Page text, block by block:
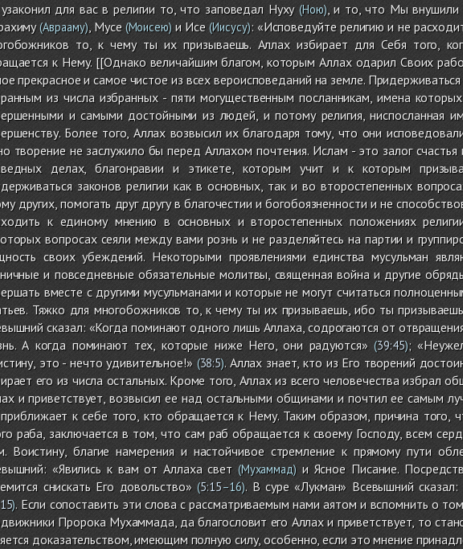
для вас в религии то, что заповедал Нуху(Ною), и то, что Мы внушили
(Аврааму), Мусе(Моисею)и Исе (Иисусу): «Исповедуйте религию и не
то, к чему ты их призываешь. Аллах избирает для Себя того,
к Нему. [[Однако величайшим благом, которым Аллах одарил Своих
прекрасное и самое чистое из всех вероисповеданий на земле.
из числа избранных - пяти могущественным посланникам, имена
и самыми достойными из людей, и потому религия, ниспосланная
Более того, Аллах возвысил их благодаря тому, что они
творение не заслужило бы перед Аллахом почтения. Ислам - это залог
делах, благонравии и этикете, которым учит и к которым
законов религии как в основных, так и во второстепенных
других, помогать друг другу в благочестии и богобоязненности и не
к единому мнению в основных и второстепенных положениях
вопросах сеяли между вами рознь и не разделяйтесь на партии и
своих убеждений. Некоторыми проявлениями единства мусульман
и повседневные обязательные молитвы, священная война и другие
вместе с другими мусульманами и которые не могут считаться
Тяжко для многобожников то, к чему ты их призываешь, ибо ты
сказал: «Когда поминают одного лишь Аллаха, содрогаются от
А когда поминают тех, которые ниже Него, они радуются»(39:45);
это - нечто удивительное!»(38:5). Аллах знает, кто из Его творений
его из числа остальных. Кроме того, Аллах из всего человечества избрал
и приветствует, возвысил ее над остальными общинами и почтил ее самым
к себе того, кто обращается к Нему. Таким образом, причина того,
раба, заключается в том, что сам раб обращается к своему Господу, всем
Воистину, благие намерения и настойчивое стремление к прямому пути
«Явились к вам от Аллаха свет(Мухаммад)и Ясное Писание.
снискать Его довольство»(5:15–16). В суре «Лукман» Всевышний
). Если сопоставить эти слова с рассматриваемым нами аятом и вспомнить о
Пророка Мухаммада, да благословит его Аллах и приветствует, то
доказательством, имеющим полную силу, особенно, если это мнение